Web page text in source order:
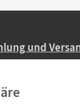
und
EUR